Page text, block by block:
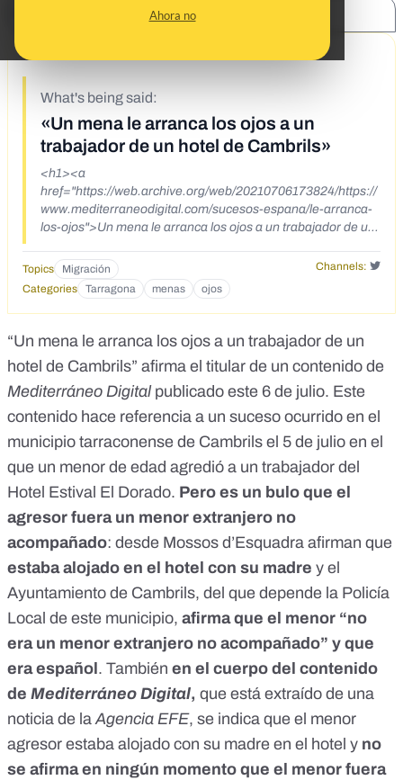
Ahora no
7/8/21
What's being said:
«Un mena le arranca los ojos a un
trabajador de un hotel de Cambrils»
<h1><a
href="https://web.archive.org/web/20210706173824/https://
www.mediterraneodigital.com/sucesos-espana/le-arranca-
los-ojos">Un mena le arranca los ojos a un trabajador de un
href="https://www.mediterraneodigital.com/sucesos-
espana/le-arranca-los-
ojos">https://www.mediterraneodigital.com/sucesos-
espana/le-arranca-los-ojos</a></div>
Topics Migración
Channels:
Categories
Tarragona menas ojos
“Un mena le arranca los ojos a un trabajador de un
hotel de Cambrils” afirma el titular de un contenido de
Mediterráneo Digitalpublicado este 6 de julio. Este
contenido hace referencia a un suceso ocurrido en el
municipio tarraconense de Cambrils el 5 de julio en el
que un menor de edad agredió a un trabajador del
Hotel Estival El Dorado. Pero es un bulo que el
agresor fuera un menor extranjero no
acompañado: desde Mossos d’Esquadra afirman que
estaba alojado en el hotel con su madre y el
Ayuntamiento de Cambrils, del que depende la Policía
Local de este municipio, afirma que el menor “no
era un menor extranjero no acompañado” y que
era español . También en el cuerpo del contenido
de Mediterráneo Digital, que está extraído de una
noticia de laAgencia EFE, se indica que el menor
agresor estaba alojado con su madre en el hotel y no
se afirma en ningún momento que el menor fuera